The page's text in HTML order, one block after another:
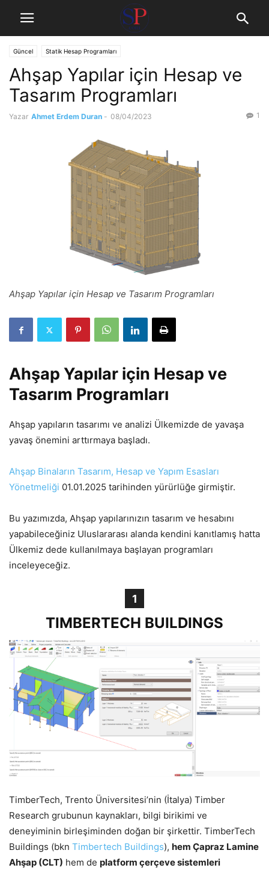
Güncel Statik Hesap Programları
Ahşap Yapılar için Hesap ve
Tasarım Programları
Yazar Ahmet Erdem Duran - 08/04/2023 1
Ahşap Yapılar için Hesap ve Tasarım Programları
Ahşap Yapılar için Hesap ve
Tasarım Programları
Ahşap yapıların tasarımı ve analizi Ülkemizde de yavaşa
yavaş önemini arttırmaya başladı.
Ahşap Binaların Tasarım, Hesap ve Yapım Esasları
Yönetmeliği 01.01.2025 tarihinden yürürlüğe girmiştir.
Bu yazımızda, Ahşap yapılarınızın tasarım ve hesabını
yapabileceğiniz Uluslararası alanda kendini kanıtlamış hatta
Ülkemiz dede kullanılmaya başlayan programları
inceleyeceğiz.
1
TIMBERTECH BUILDINGS
TimberTech, Trento Üniversitesi’nin (İtalya) Timber
Research grubunun kaynakları, bilgi birikimi ve
deneyiminin birleşiminden doğan bir şirkettir. TimberTech
Buildings (bkn Timbertech Buildings), hem Çapraz Lamine
Ahşap (CLT) hem de platform çerçeve sistemleri